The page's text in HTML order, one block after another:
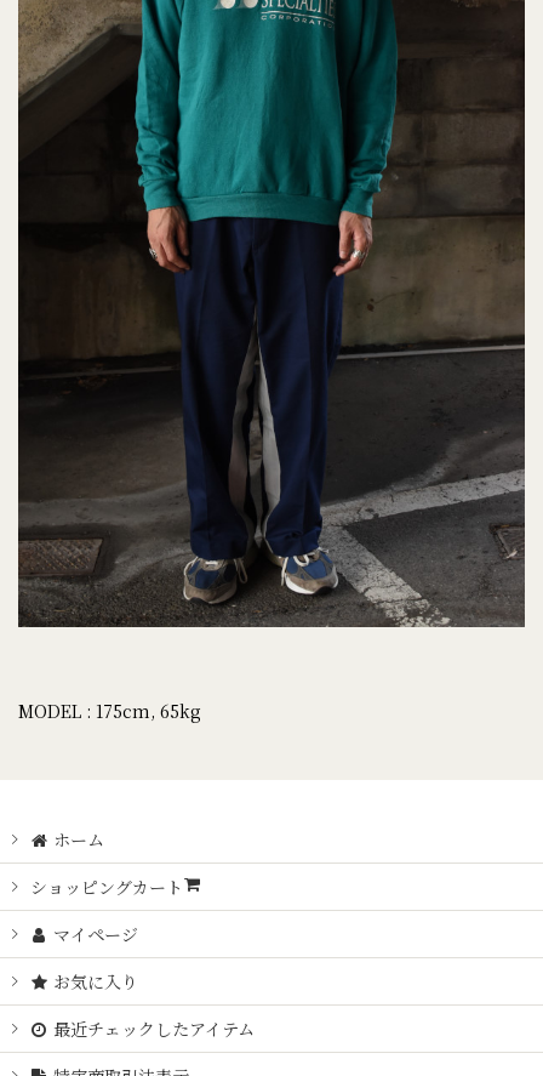
MODEL : 175cm, 65kg
ホーム
ショッピングカート
マイページ
お気に入り
最近チェックしたアイテム